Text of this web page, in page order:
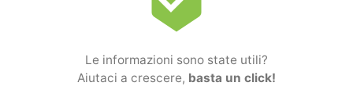
Le informazioni sono state utili?
Aiutaci a crescere, basta un click!